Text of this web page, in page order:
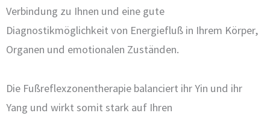
Verbindung zu Ihnen und eine gute
Diagnostikmöglichkeit von Energiefluß in Ihrem Körper,
Organen und emotionalen Zuständen.
Die Fußreflexzonentherapie balanciert ihr Yin und ihr
Yang und wirkt somit stark auf Ihren